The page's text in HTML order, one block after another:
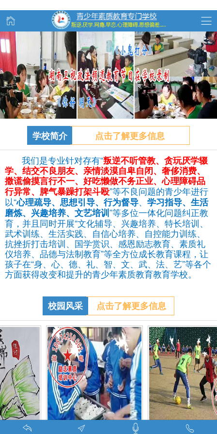
学校简介
点击了解更多信息
我们是专业针对存有“叛逆不听管教、 贪玩厌学辍
学、结交不良朋友、亲情淡漠自卑自闭、奢侈消费、
撒谎偷摸言行不一、好吃懒做不务正业、心理障碍品
行异常、脾气暴躁打架斗殴”等不良问题的青少年进行
以“心理疏导、思想引导、行为督导、 学习指导、生活
磨炼、兴趣培养、文艺培训”等多位一体化问题纠正教
育，并且同时开展“文化辅导、兴趣培养、特长培训、
武术训练、生活实践、自信心培养、自控能力训练、
抗挫折打击培训、国学赏识、感恩励志教育、素质礼
仪培养、品德与法制教育”等全方位成长教育课程，让
孩子在“身、心、德、礼、智、文、武、法、艺”等各个
方面获得改变和提升的青少年素质教育教育学校。
校园风采 点击了解更多信息
调皮的学生叛逆的孩子在特训学校娱乐中学习-调皮的问题学生怎么教育找什么机构 特训学校师生携手包饺子体验生活美味-湖南青少年励志教育学校